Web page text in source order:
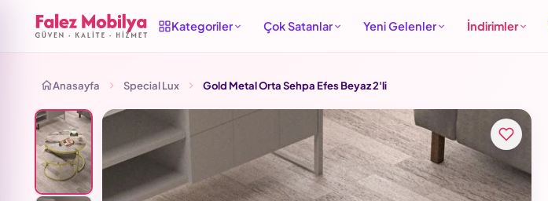
Kategoriler Çok Satanlar Yeni Gelenler İndirimler
Anasayfa Special Lux Gold Metal Orta Sehpa Efes Beyaz 2'li